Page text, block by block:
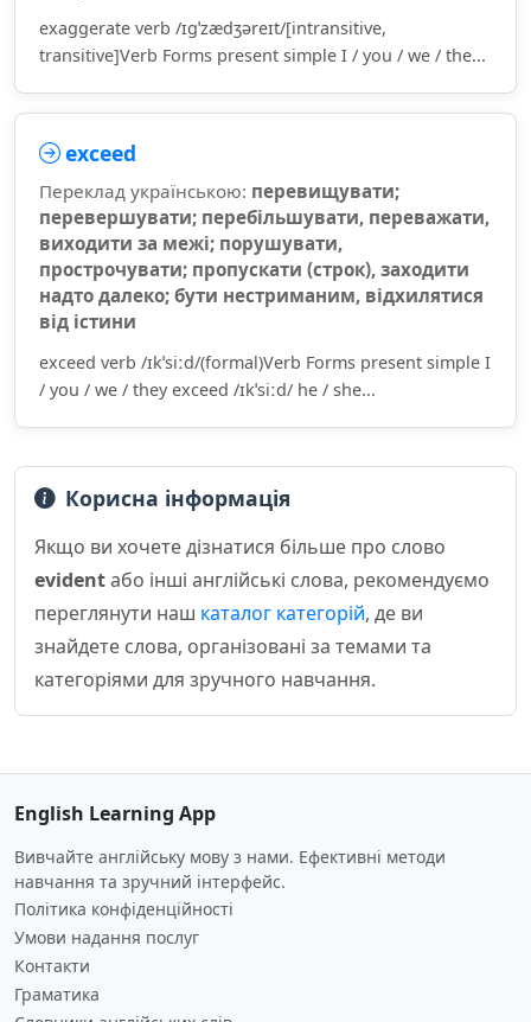
exaggerate verb /ɪɡˈzædʒəreɪt/[intransitive,
transitive]Verb Forms present simple I / you / we / the...
exceed
Переклад українською: перевищувати;
перевершувати; перебільшувати, переважати,
виходити за межі; порушувати,
прострочувати; пропускати (строк), заходити
надто далеко; бути нестриманим, відхилятися
від істини
exceed verb /ɪkˈsiːd/(formal)Verb Forms present simple I
/ you / we / they exceed /ɪkˈsiːd/ he / she...
Корисна інформація
Якщо ви хочете дізнатися більше про слово
evidentабо інші англійські слова, рекомендуємо
переглянути наш каталог категорій, де ви
знайдете слова, організовані за темами та
категоріями для зручного навчання.
English Learning App
Вивчайте англійську мову з нами. Ефективні методи
навчання та зручний інтерфейс.
Політика конфіденційності
Умови надання послуг
Контакти
Граматика